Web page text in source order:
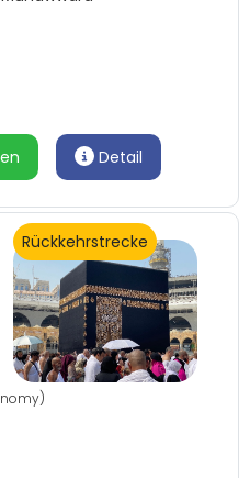
Detail
Rückkehrstrecke